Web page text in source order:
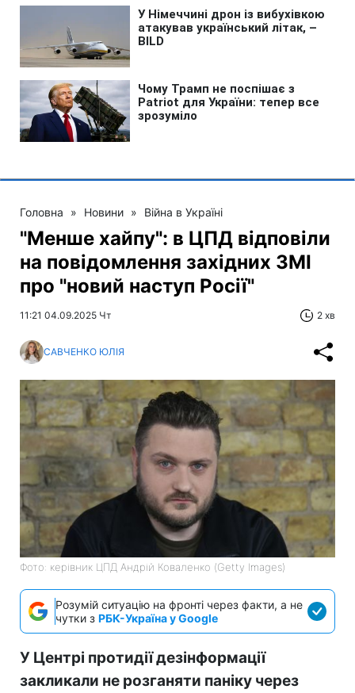
Головна » Новини » Війна в Україні
"Менше хайпу": в ЦПД відповіли
на повідомлення західних ЗМІ
про "новий наступ Росії"
11:21 04.09.2025 Чт 2 хв
САВЧЕНКО ЮЛІЯ
Фото: керівник ЦПД Андрій Коваленко (Getty Images)
Розумій ситуацію на фронті через факти, а не
чутки з РБК-Україна у Google
У Центрі протидії дезінформації
закликали не розганяти паніку через